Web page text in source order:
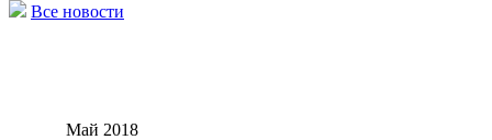
Все новости
Май 2018